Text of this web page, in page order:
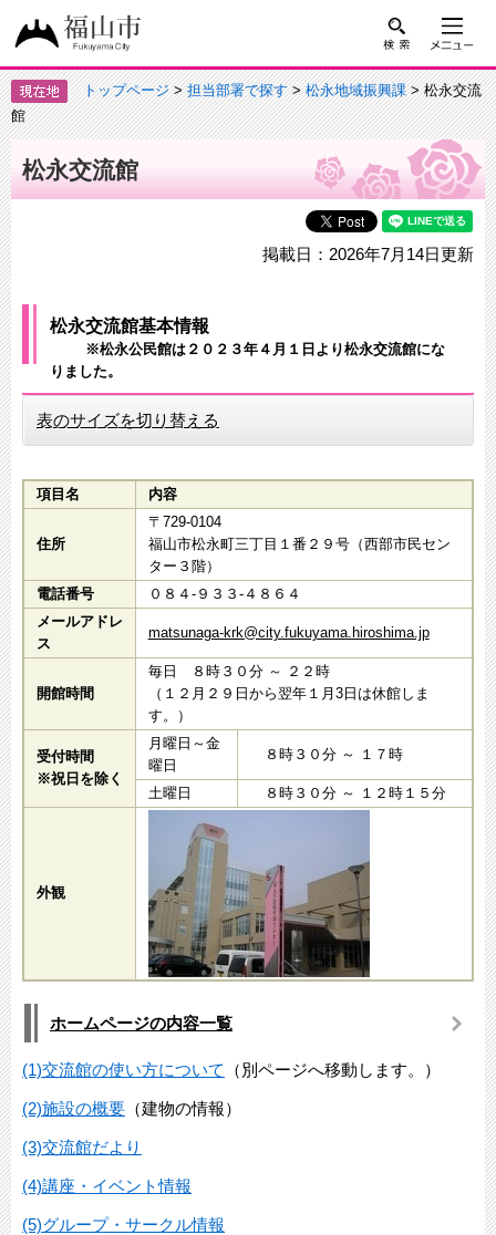
トップページ>担当部署で探す>松永地域振興課> 松永交流
館
松永交流館
掲載日：2026年7月14日更新
松永交流館基本情報
※松永公民館は２０２３年４月１日より松永交流館にな
りました。
表のサイズを切り替える
項目名 内容
住所
〒729-0104​
福山市松永町三丁目１番２９号（西部市民セン
ター３階）
電話番号
０８４-９３３-４８６４
メールアドレ
ス
matsunaga-krk@city.fukuyama.hiroshima.jp
開館時間
毎日 ８時３０分 ～ ２２時
（１２月２９日から翌年１月3日は休館しま
す。）
受付時間
※祝日を除く
月曜日～金
曜日
８時３０分 ～ １７時
土曜日 ８時３０分 ～ １２時１５分
外観
ホームページの内容一覧
(1)交流館の使い方について （別ページへ移動します。）
(2)施設の概要 （建物の情報）
(3)交流館だより
(4)講座・イベント情報
(5)グループ・サークル情報